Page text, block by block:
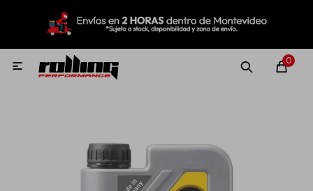
0

MI CUENTA
Nuevo! Rolling Repuestos